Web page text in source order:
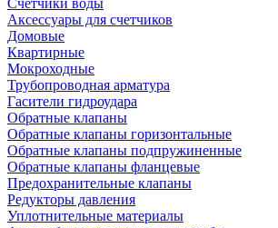
Аксессуары для счетчиков
Домовые
Квартирные
Мокроходные
Трубопроводная арматура
Гасители гидроудара
Обратные клапаны
Обратные клапаны горизонтальные
Обратные клапаны подпружиненные
Обратные клапаны фланцевые
Предохранительные клапаны
Редукторы давления
Уплотнительные материалы